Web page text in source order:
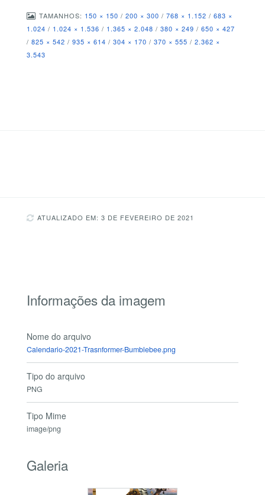
TAMANHOS: 150 × 150 / 200 × 300 / 768 × 1.152 / 683 ×
1.024 / 1.024 × 1.536 / 1.365 × 2.048 / 380 × 249 / 650 × 427
/ 825 × 542 / 935 × 614 / 304 × 170 / 370 × 555 / 2.362 ×
3.543
ATUALIZADO EM: 3 DE FEVEREIRO DE 2021
Informações da imagem
Nome do arquivo
Calendario-2021-Trasnformer-Bumblebee.png
Tipo do arquivo
PNG
Tipo Mime
image/png
Galeria